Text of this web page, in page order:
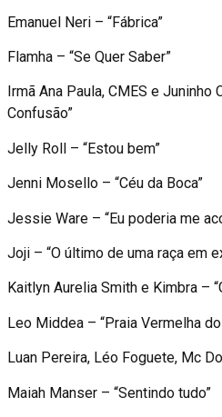
Emanuel Neri – “Fábrica”
Flamha – “Se Quer Saber”
Irmã Ana Paula, CMES e
Confusão”
Jelly Roll – “Estou bem”
Jenni Mosello – “Céu da Boca”
Jessie Ware – “Eu poderia me
Joji – “O último de uma raça em
Kaitlyn Aurelia Smith e Kimbra –
Leo Middea – “Praia Vermelha do
Luan Pereira, Léo Foguete, Mc
Maiah Manser – “Sentindo tudo”